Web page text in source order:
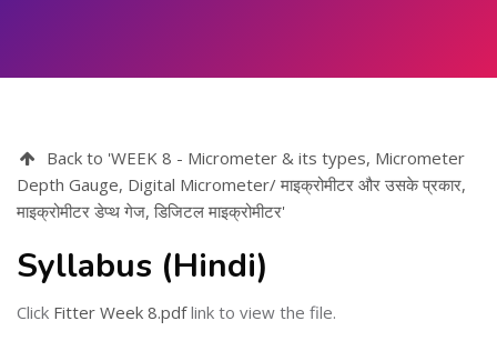
Back to 'WEEK 8 - Micrometer & its types, Micrometer
Depth Gauge, Digital Micrometer/ माइक्रोमीटर और उसके प्रकार,
माइक्रोमीटर डेप्थ गेज, डिजिटल माइक्रोमीटर'
Syllabus (Hindi)
Click Fitter Week 8.pdflink to view the file.